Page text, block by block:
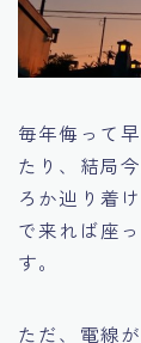
毎年侮って
たり、結局
ろか辿り着
で来れば座
す。
ただ、電線